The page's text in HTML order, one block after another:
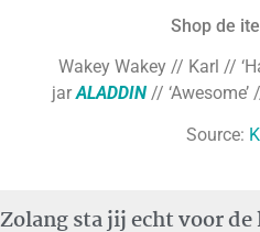
Shop de
Wakey Wakey // Karl //
jar ALADDIN // ‘Awesome’
Source:
Zolang sta jij echt voor